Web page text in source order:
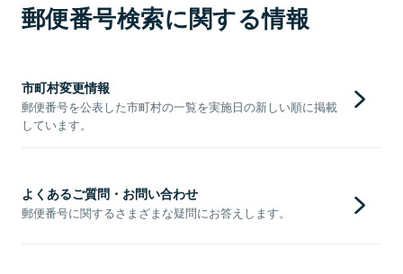
郵便番号検索に関する情報
市町村変更情報
郵便番号を公表した市町村の一覧を実施日の新しい順に掲載
しています。
よくあるご質問・お問い合わせ
郵便番号に関するさまざまな疑問にお答えします。